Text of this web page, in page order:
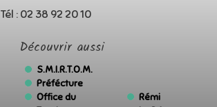
Tél : 02 38 92 20 10
Découvrir aussi
S.M.I.R.T.O.M.
Préfécture
Office du
Rémi